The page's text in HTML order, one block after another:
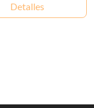
Detalles